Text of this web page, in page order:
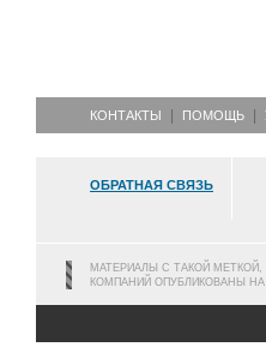
КОНТАКТЫ ПОМОЩЬ
ОБРАТНАЯ СВЯЗЬ
МАТЕРИАЛЫ С ТАКОЙ
КОМПАНИЙ ОПУБЛИКОВАНЫ